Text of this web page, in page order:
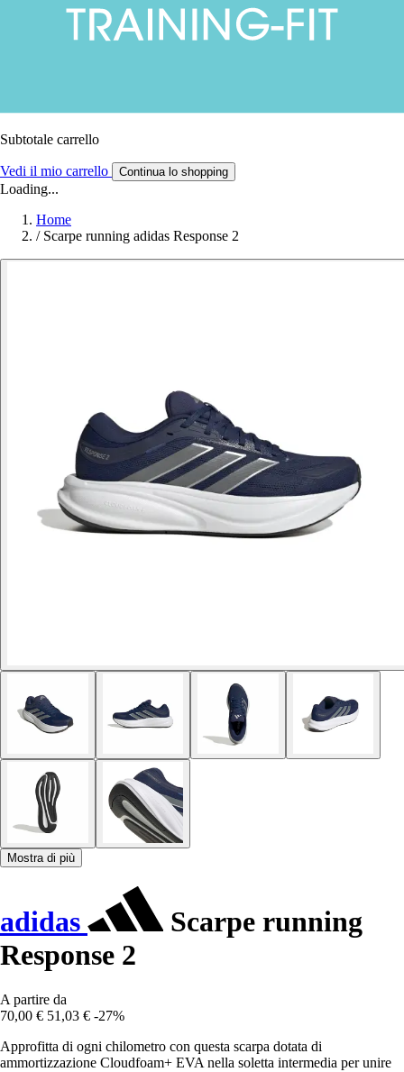
Subtotale carrello
Vedi il mio carrello Continua lo shopping
Loading...
Home
/ Scarpe running adidas Response 2
Mostra di più
adidas
Scarpe running
Response 2
A partire da
70,00 € 51,03 € -27%
Approfitta di ogni chilometro con questa scarpa dotata di
ammortizzazione Cloudfoam+ EVA nella soletta intermedia per unire